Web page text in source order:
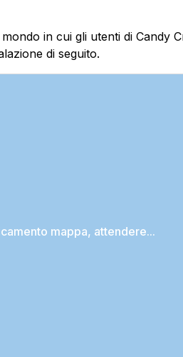
in cui gli utenti di
di seguito.
mappa, attendere...